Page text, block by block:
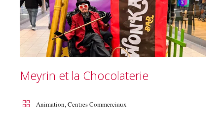
Meyrin et la Chocolaterie
Animation,Centres Commerciaux